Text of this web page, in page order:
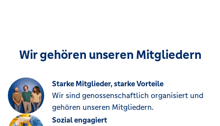
Wir gehören unseren Mitgliedern
Starke Mitglieder, starke Vorteile
Wir sind genossenschaftlich organisiert und
gehören unseren Mitgliedern.
Sozial engagiert